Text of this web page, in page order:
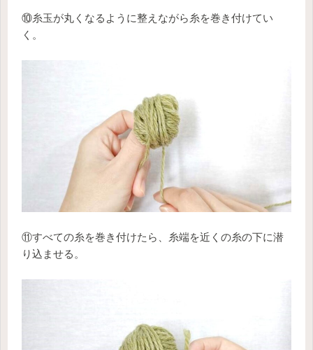
⑩糸玉が丸くなるように整えながら糸を巻き付けてい
く。
⑪すべての糸を巻き付けたら、糸端を近くの糸の下に潜
り込ませる。